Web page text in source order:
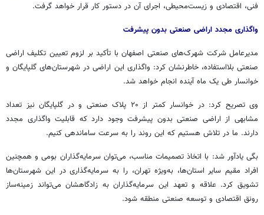
فنی، اقتصادی و زیست‌محیطی، اجرای آن در دستور کار قرار خواهد گرفت.
واگذاری مجدد اراضی صنعتی بدون پیشرفت
مدیرعامل شرکت شهرک‌های صنعتی اصفهان با تأکید بر لزوم تعیین تکلیف اراضی
صنعتی بلااستفاده، خاطرنشان کرد: واگذاری این اراضی در شهرستان‌های گلپایگان و
خوانسار طی یک ماه آینده انجام خواهد شد.
وی تصریح کرد: در خوانسار کمتر از ۲۰ پلاک صنعتی و در گلپایگان نیز تعداد
مشابهی از اراضی صنعتی بدون پیشرفت وجود دارد که قابلیت واگذاری مجدد
دارند. ما در تلاش هستیم که این روند را به سرعت ساماندهی کنیم.
بگی یادآور شد: با اتخاذ تصمیمات مناسب، می‌توان سرمایه‌گذاران بومی و همچنین
افراد مقیم سایر استان‌ها، به‌ویژه تهران، را به سرمایه‌گذاری در این شهرستان‌ها
تشویق کرد. علاقه و تعهد این سرمایه‌گذاران به زادگاهشان می‌تواند زمینه‌ساز
رونق اقتصادی و توسعه صنعتی منطقه شود.